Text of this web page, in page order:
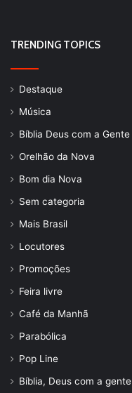
TRENDING TOPICS
Destaque
Música
Bíblia Deus com a Gente
Orelhão da Nova
Bom dia Nova
Sem categoria
Mais Brasil
Locutores
Promoções
Feira livre
Café da Manhã
Parabólica
Pop Line
Bíblia, Deus com a gente